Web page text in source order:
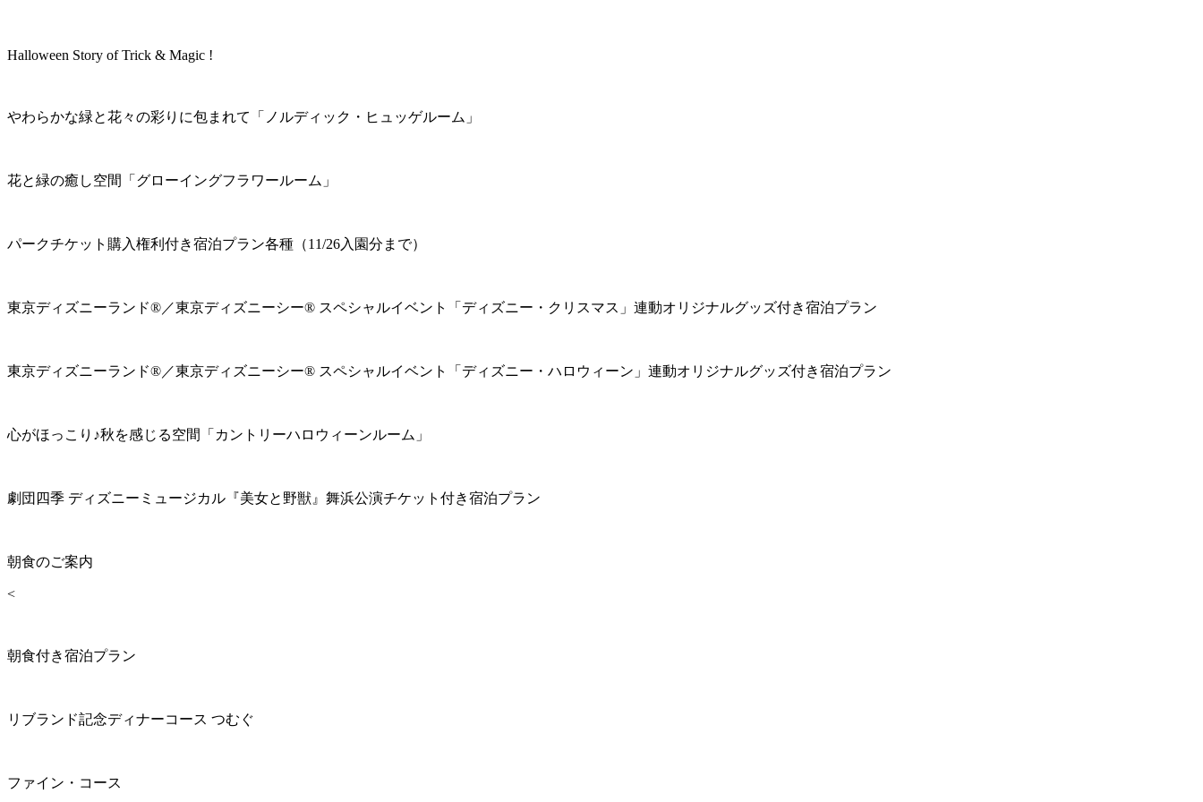
Halloween Story of Trick & Magic !
やわらかな緑と花々の彩りに包まれて「ノルディック・ヒュッゲルーム」
花と緑の癒し空間「グローイングフラワールーム」
パークチケット購入権利付き宿泊プラン各種（11/26入園分まで）
東京ディズニーランド®／東京ディズニーシー® スペシャルイベント「ディズニー・クリスマス」連動オリジナルグッズ付き宿泊プラン
東京ディズニーランド®／東京ディズニーシー® スペシャルイベント「ディズニー・ハロウィーン」連動オリジナルグッズ付き宿泊プラン
心がほっこり♪秋を感じる空間「カントリーハロウィーンルーム」
劇団四季 ディズニーミュージカル『美女と野獣』舞浜公演チケット付き宿泊プラン
朝食のご案内
<
朝食付き宿泊プラン
リブランド記念ディナーコース つむぐ
ファイン・コース